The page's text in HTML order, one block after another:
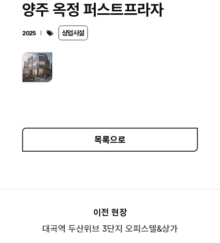
양주 옥정 퍼스트프라자
2025 상업시설
목록으로
이전 현장
대곡역 두산위브 3단지 오피스텔&상가